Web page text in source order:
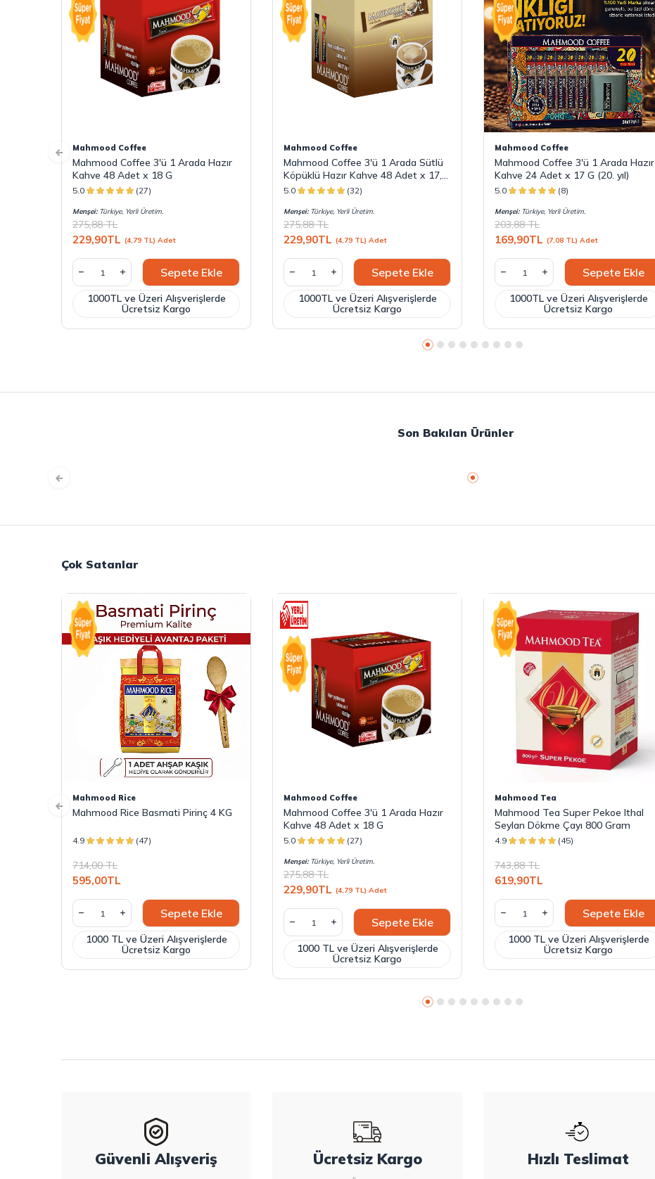
Mahmood Coffee
Mahmood Coffee 3'ü 1 Arada Hazır
Kahve 48 Adet x 18 G
5.0 (27)
Menşei:Türkiye, Yerli Üretim.
275,88TL
229,90TL (4,79 TL) Adet
Sepete Ekle
1000TL ve Üzeri Alışverişlerde
Ücretsiz Kargo
Mahmood Coffee
Mahmood Coffee 3'ü 1 Arada Sütlü
Köpüklü Hazır Kahve 48 Adet x 17,4
G
5.0 (32)
Menşei:Türkiye, Yerli Üretim.
275,88TL
229,90TL (4,79 TL) Adet
Sepete Ekle
1000TL ve Üzeri Alışverişlerde
Ücretsiz Kargo
Mahmood Coffee
Mahmood Coffee 3'ü 1 Arada Hazır
Kahve 24 Adet x 17 G (20. yıl)
5.0 (8)
Menşei:Türkiye, Yerli Üretim.
203,88TL
169,90TL (7,08 TL) Adet
Sepete Ekle
1000TL ve Üzeri Alışverişlerde
Ücretsiz Kargo
Son Bakılan Ürünler
Çok Satanlar
Mahmood Rice
Mahmood Rice Basmati Pirinç 4 KG
4.9 (47)
714,00TL
595,00TL
Sepete Ekle
1000 TL ve Üzeri Alışverişlerde
Ücretsiz Kargo
Mahmood Coffee
Mahmood Coffee 3'ü 1 Arada Hazır
Kahve 48 Adet x 18 G
5.0 (27)
Menşei:Türkiye, Yerli Üretim.
275,88TL
229,90TL (4,79 TL) Adet
Sepete Ekle
1000 TL ve Üzeri Alışverişlerde
Ücretsiz Kargo
Mahmood Tea
Mahmood Tea Super Pekoe Ithal
Seylan Dökme Çayı 800 Gram
4.9 (45)
743,88TL
619,90TL
Sepete Ekle
1000 TL ve Üzeri Alışverişlerde
Ücretsiz Kargo
Güvenli Alışveriş Ücretsiz Kargo Hızlı Teslimat